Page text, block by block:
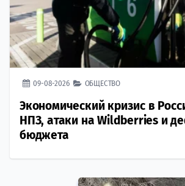
09-08-2026 ОБЩЕСТВО
Экономический кризис в
НПЗ, атаки на Wildberries и
бюджета